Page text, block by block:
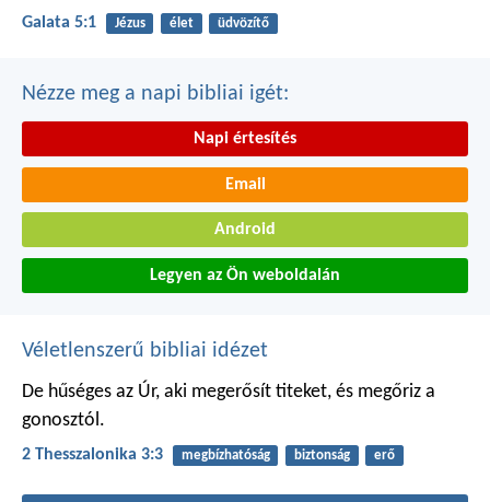
Galata 5:1 Jézus élet üdvözítő
Nézze meg a napi bibliai igét:
Napi értesítés
Email
Android
Legyen az Ön weboldalán
Véletlenszerű bibliai idézet
De hűséges az Úr, aki megerősít titeket, és megőriz a
gonosztól.
2 Thesszalonika 3:3 megbízhatóság biztonság erő